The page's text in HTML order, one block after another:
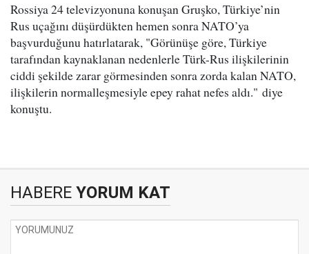
Rossiya 24 televizyonuna konuşan Gruşko, Türkiye’nin
Rus uçağını düşürdükten hemen sonra NATO’ya
başvurduğunu hatırlatarak, "Görünüşe göre, Türkiye
tarafından kaynaklanan nedenlerle Türk-Rus ilişkilerinin
ciddi şekilde zarar görmesinden sonra zorda kalan NATO,
ilişkilerin normalleşmesiyle epey rahat nefes aldı." diye
konuştu.
HABERE YORUM KAT